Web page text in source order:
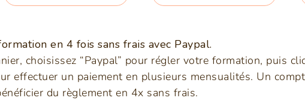
en 4 fois sans frais avec Paypal.
choisissez “Paypal” pour régler votre formation, puis
effectuer un paiement en plusieurs mensualités. Un
du règlement en 4x sans frais.